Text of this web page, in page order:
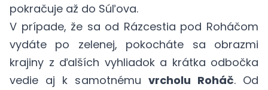
pokračuje až do Súľova.
V prípade, že sa od Rázcestia pod Roháčom
vydáte po zelenej, pokocháte sa obrazmi
krajiny z ďalších vyhliadok a krátka odbočka
vedie aj k samotnému vrcholu Roháč. Od